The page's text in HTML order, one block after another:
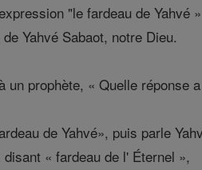
"le fardeau de
Yahvé Sabaot, notre Dieu.
un prophète, « Quelle réponse
de Yahvé», puis parle
« fardeau de l' Éternel »,